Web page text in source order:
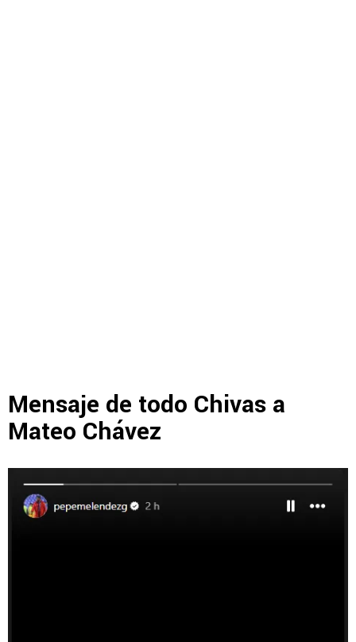
Mensaje de todo Chivas a
Mateo Chávez